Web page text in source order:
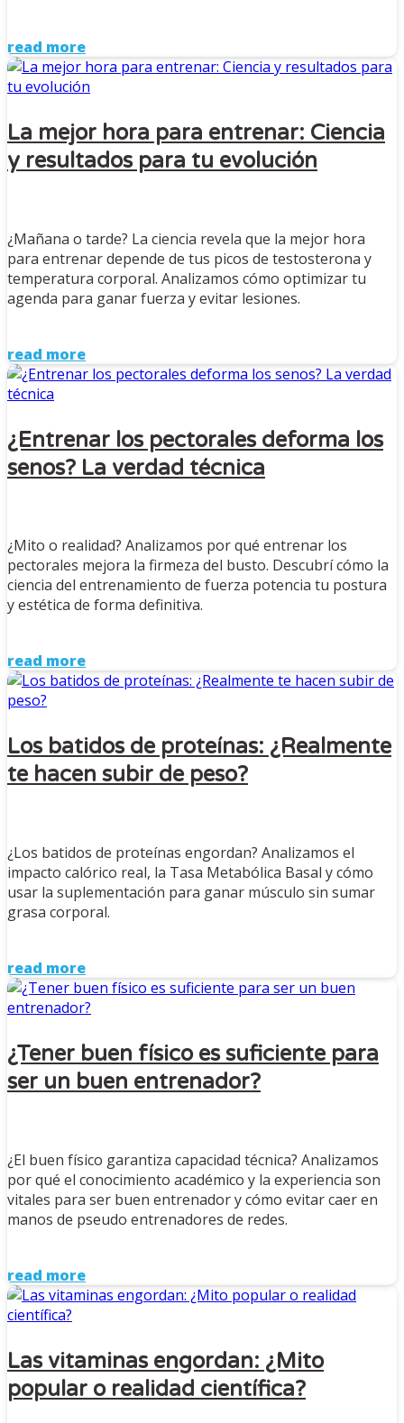
read more
La mejor hora para entrenar: Ciencia
y resultados para tu evolución
¿Mañana o tarde? La ciencia revela que la mejor hora
para entrenar depende de tus picos de testosterona y
temperatura corporal. Analizamos cómo optimizar tu
agenda para ganar fuerza y evitar lesiones.
read more
¿Entrenar los pectorales deforma los
senos? La verdad técnica
¿Mito o realidad? Analizamos por qué entrenar los
pectorales mejora la firmeza del busto. Descubrí cómo la
ciencia del entrenamiento de fuerza potencia tu postura
y estética de forma definitiva.
read more
Los batidos de proteínas: ¿Realmente
te hacen subir de peso?
¿Los batidos de proteínas engordan? Analizamos el
impacto calórico real, la Tasa Metabólica Basal y cómo
usar la suplementación para ganar músculo sin sumar
grasa corporal.
read more
¿Tener buen físico es suficiente para
ser un buen entrenador?
¿El buen físico garantiza capacidad técnica? Analizamos
por qué el conocimiento académico y la experiencia son
vitales para ser buen entrenador y cómo evitar caer en
manos de pseudo entrenadores de redes.
read more
Las vitaminas engordan: ¿Mito
popular o realidad científica?